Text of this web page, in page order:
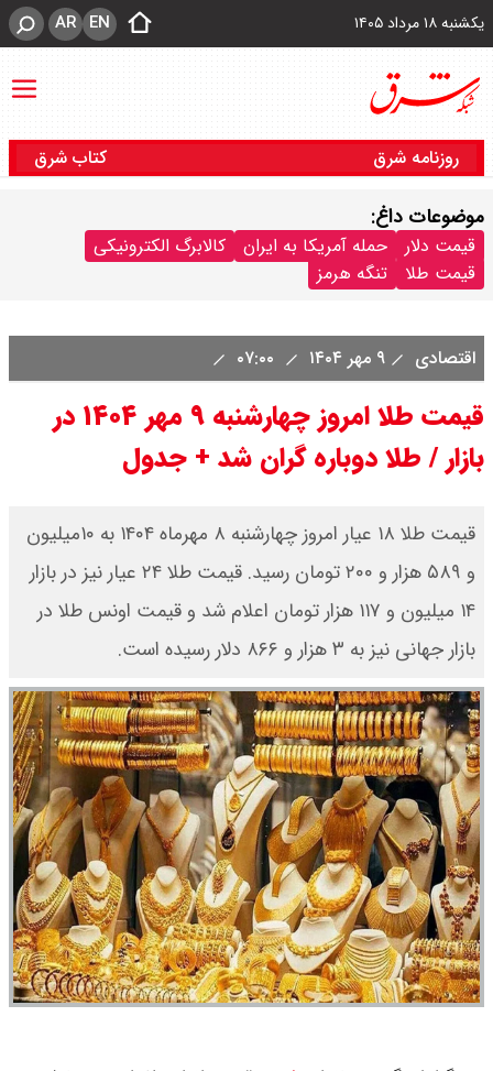
یکشنبه ۱۸ مرداد ۱۴۰۵ EN
AR
روزنامه شرق کتاب شرق
موضوعات داغ:
قیمت دلار حمله آمریکا به ایران
کالابرگ الکترونیکی
قیمت طلا
تنگه هرمز
اقتصادی ۹ مهر ۱۴۰۴
قیمت طلا امروز چهارشنبه ۹ مهر ۱۴۰۴ در
بازار / طلا دوباره گران شد + جدول
قیمت طلا ۱۸ عیار امروز چهارشنبه ۸ مهرماه ۱۴۰۴ به ۱۰میلیون
و ۵۸۹ هزار و ۲۰۰ تومان رسید. قیمت طلا ۲۴ عیار نیز در بازار
۱۴ میلیون و ۱۱۷ هزار تومان اعلام شد و قیمت اونس طلا در
بازار جهانی نیز به ۳ هزار و ۸۶۶ دلار رسیده است.